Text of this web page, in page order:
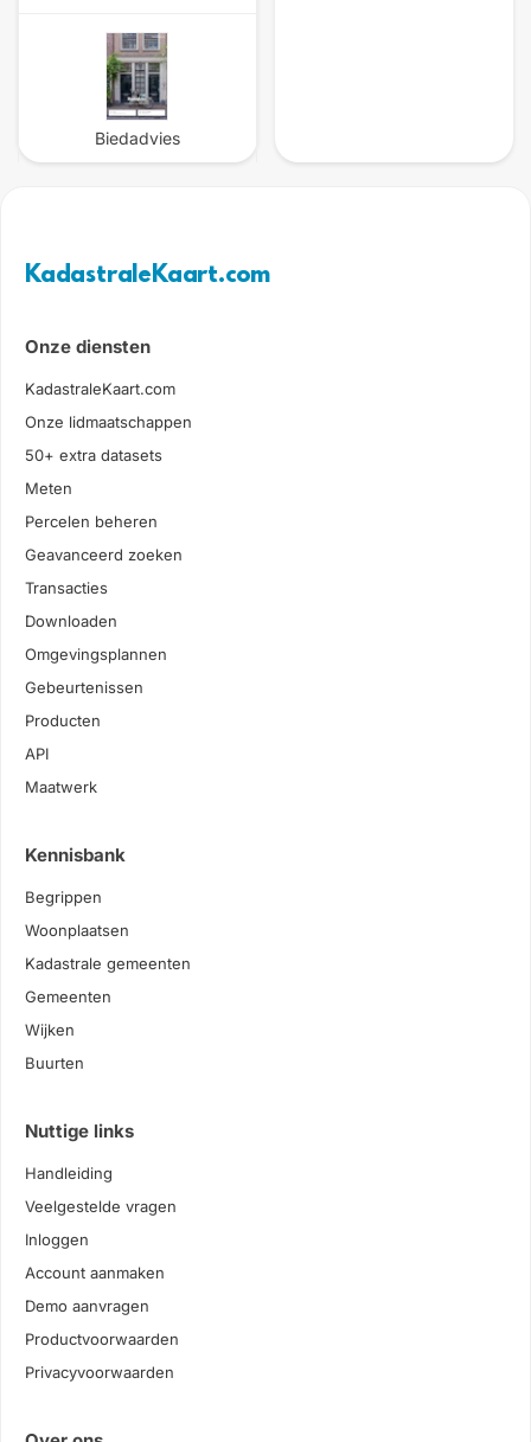
Biedadvies
KadastraleKaart.com
Onze diensten
KadastraleKaart.com
Onze lidmaatschappen
50+ extra datasets
Meten
Percelen beheren
Geavanceerd zoeken
Transacties
Downloaden
Omgevingsplannen
Gebeurtenissen
Producten
API
Maatwerk
Kennisbank
Begrippen
Woonplaatsen
Kadastrale gemeenten
Gemeenten
Wijken
Buurten
Nuttige links
Handleiding
Veelgestelde vragen
Inloggen
Account aanmaken
Demo aanvragen
Productvoorwaarden
Privacyvoorwaarden